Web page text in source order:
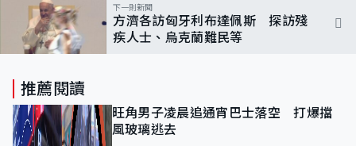
下一則新聞
方濟各訪匈牙利布達佩斯 探訪殘
疾人士、烏克蘭難民等
推薦閱讀
旺角男子凌晨追通宵巴士落空 打爆擋
風玻璃逃去